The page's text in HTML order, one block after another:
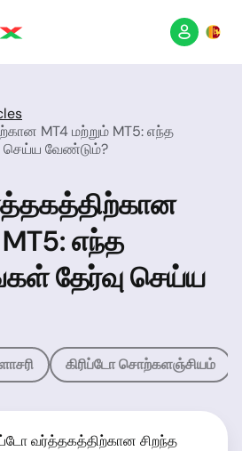
MT4 மற்றும் MT5: எந்த
வேண்டும்?
எந்த
தேர்வு செய்ய
கிரிப்டோ சொற்களஞ்சியம்
வர்த்தகத்திற்கான சிறந்த